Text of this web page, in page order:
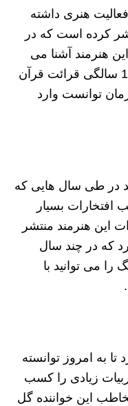
هنری داشته
کرده است که در
هنرمند آشنا می
کنیم. او از سال 1380 و در سن 14 سالگی قرائت قرآن
توانست وارد
در طی سال هایی که
بسیار
این هنرمند منتشر
که در چند سال
می توانید با
به امروز توانسته
زیادی را کسب
این خواننده گل